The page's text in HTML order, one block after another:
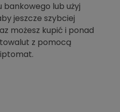
bankowego lub użyj
jeszcze szybciej
możesz kupić i ponad
z pomocą